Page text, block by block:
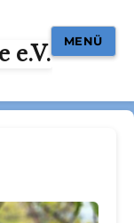
e.V.
MENÜ